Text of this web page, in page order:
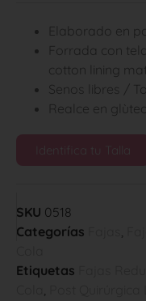
Elaborado en
Forrada con
cotton lining
Senos libres /
Realce en
Identifica tu Talla
SKU 0518
Categorías
Etiquetas